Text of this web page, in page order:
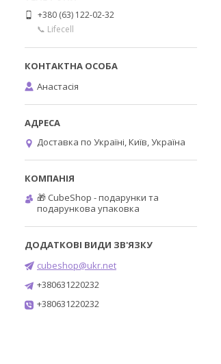
+380 (63) 122-02-32
📞 Lifecell
Анастасія
Доставка по Україні, Київ, Україна
🎁 CubeShop - подарунки та
подарункова упаковка
cubeshop@ukr.net
+380631220232
+380631220232